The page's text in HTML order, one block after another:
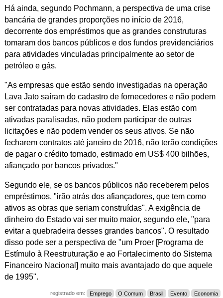
Há ainda, segundo Pochmann, a perspectiva de uma crise
bancária de grandes proporções no início de 2016,
decorrente dos empréstimos que as grandes construturas
tomaram dos bancos públicos e dos fundos previdenciários
para atividades vinculadas principalmente ao setor de
petróleo e gás.
"As empresas que estão sendo investigadas na operação
Lava Jato saíram do cadastro de fornecedores e não podem
ser contratadas para novas atividades. Elas estão com
ativadas paralisadas, não podem participar de outras
licitações e não podem vender os seus ativos. Se não
fecharem contratos até janeiro de 2016, não terão condições
de pagar o crédito tomado, estimado em US$ 400 bilhões,
afiançado por bancos privados."
Segundo ele, se os bancos públicos não receberem pelos
empréstimos, "irão atrás dos afiançadores, que tem como
ativos as obras que seriam construídas". A exigência de
dinheiro do Estado vai ser muito maior, segundo ele, "para
evitar a quebradeira desses grandes bancos". O resultado
disso pode ser a perspectiva de "um Proer [Programa de
Estímulo à Reestruturação e ao Fortalecimento do Sistema
Financeiro Nacional] muito mais avantajado do que aquele
de 1995".
registrado em: Emprego O Comum Brasil Evento Economia